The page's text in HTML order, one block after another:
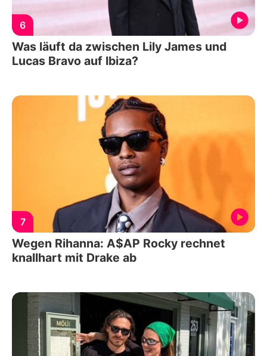
6
Was läuft da zwischen Lily James und
Lucas Bravo auf Ibiza?
7
Wegen Rihanna: A$AP Rocky rechnet
knallhart mit Drake ab